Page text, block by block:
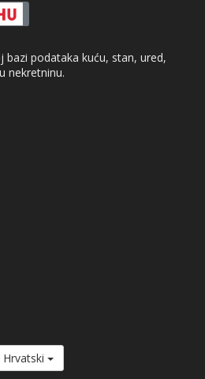
bazi podataka kuću, stan, ured,
nekretninu.
Hrvatski